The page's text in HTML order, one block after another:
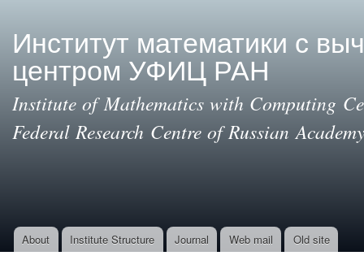
Институт математики с
центром УФИЦ РАН
Institute of Mathematics with Computing
Federal Research Centre of Russian
Main menu
About Institute Structure Journal Web mail Old site